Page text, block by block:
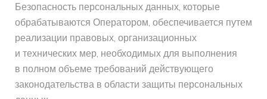
Безопасность персональных данных, которые
обрабатываются Оператором, обеспечивается путем
реализации правовых, организационных
и технических мер, необходимых для выполнения
в полном объеме требований действующего
законодательства в области защиты персональных